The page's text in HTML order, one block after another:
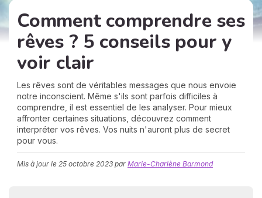
Comment comprendre ses
rêves ? 5 conseils pour y
voir clair
Les rêves sont de véritables messages que nous envoie
notre inconscient. Même s'ils sont parfois difficiles à
comprendre, il est essentiel de les analyser. Pour mieux
affronter certaines situations, découvrez comment
interpréter vos rêves. Vos nuits n'auront plus de secret
pour vous.
Mis à jour le 25 octobre 2023 par Marie-Charlène Barmond